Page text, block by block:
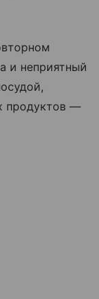
и неприятный
продуктов —